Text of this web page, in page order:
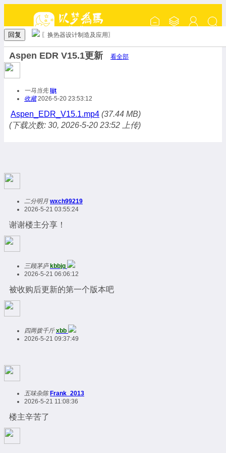
回复 〖换热器设计制造及应用〗
Aspen EDR V15.1更新 看全部
一马当先 ljjt
收藏2026-5-20 23:53:12
Aspen_EDR_V15.1.mp4 (37.44 MB)
(下载次数: 30, 2026-5-20 23:52 上传)
二分明月 wxch99219
2026-5-21 03:55:24
谢谢楼主分享！
三顾茅庐 kbbjq
2026-5-21 06:06:12
被收购后更新的第一个版本吧
四两拨千斤 xbb
2026-5-21 09:37:49
五味杂陈 Frank_2013
2026-5-21 11:08:36
楼主辛苦了